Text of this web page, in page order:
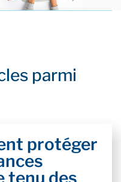
parmi
protéger
tenu des